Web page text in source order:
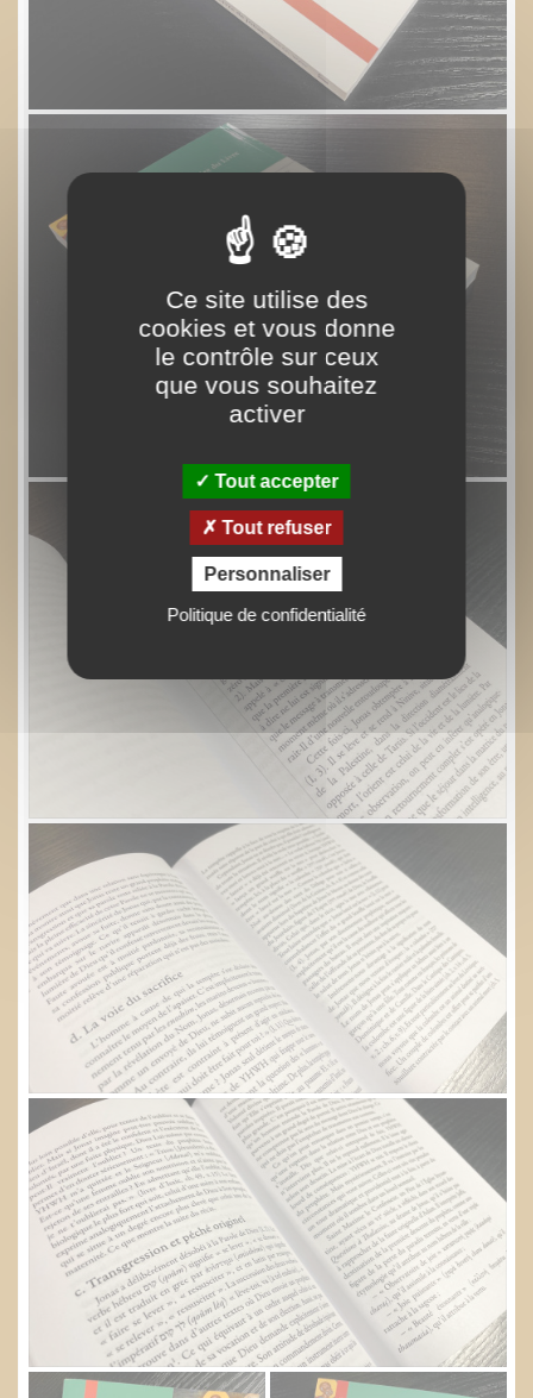
Ce site utilise des
cookies et vous donne
le contrôle sur ceux
que vous souhaitez
activer
Tout accepter
Tout refuser
Personnaliser
Politique de confidentialité